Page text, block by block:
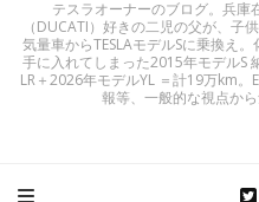
テスラオーナーのブログ。兵庫
（DUCATI）好きの二児の父が、子
気量車からTESLAモデルSに乗換え
手に入れてしまった2015年モデルS
LR＋2026年モデルYL ＝計19万km。
報等、一般的な視点か